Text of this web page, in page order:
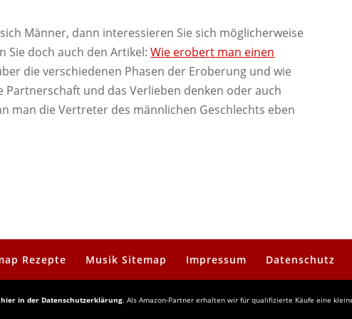
Männer, dann interessieren Sie sich möglicherweise
Sie doch auch den Artikel:Wie erobert man einen
die verschiedenen Phasen der Eroberung und wie
Partnerschaft und das Verlieben denken oder auch
man die Vertreter des männlichen Geschlechts eben
Rezepte Musik Sitemap Impressum Datenschutz
hier in der Datenschutzerklärung. Als Amazon-Partner erhalten wir für qualifizierte Käufe eine